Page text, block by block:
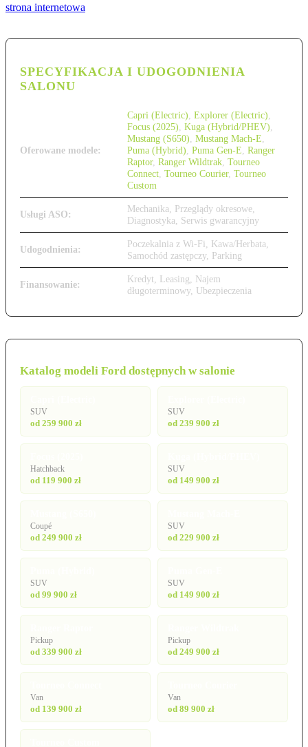
strona internetowa
SPECYFIKACJA I UDOGODNIENIA
SALONU
Oferowane modele:
Capri (Electric) Explorer (Electric)
Focus (2025) Kuga (Hybrid/PHEV)
Mustang (S650) Mustang Mach-E
Puma (Hybrid) Puma Gen-E Ranger
Raptor, Ranger Wildtrak Tourneo
Connect Tourneo Courier, Tourneo
Custom
Usługi ASO:
Mechanika, Przeglądy okresowe,
Diagnostyka, Serwis gwarancyjny
Udogodnienia:
Poczekalnia z Wi-Fi, Kawa/Herbata,
Samochód zastępczy, Parking
Finansowanie:
Kredyt, Leasing, Najem
długoterminowy, Ubezpieczenia
Katalog modeli Ford dostępnych w salonie
SUV
od 259 900 zł
SUV
od 239 900 zł
Hatchback
od 119 900 zł
SUV
od 149 900 zł
Coupé
od 249 900 zł
SUV
od 229 900 zł
SUV
od 99 900 zł
SUV
od 149 900 zł
Pickup
od 339 900 zł
Pickup
od 249 900 zł
Van
od 139 900 zł
Van
od 89 900 zł